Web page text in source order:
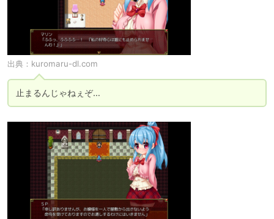
出典： kuromaru-dl.com
止まるんじゃねぇぞ…